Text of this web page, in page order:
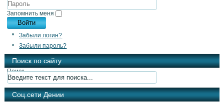
Запомнить меня
Войти
Забыли логин?
Забыли пароль?
Поиск по сайту
Поиск
Cоц.сети Дении